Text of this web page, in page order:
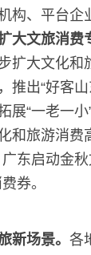
构、平台企
大文旅消费
扩大文化和
推出“好客
展“一老一
和旅游消费
东启动金
券。
新场景。 各